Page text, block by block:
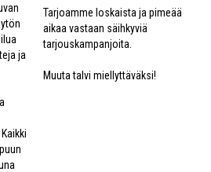
ja
Tarjoamme loskaista ja pimeää
aikaa vastaan säihkyviä
tarjouskampanjoita.
Muuta talvi miellyttäväksi!